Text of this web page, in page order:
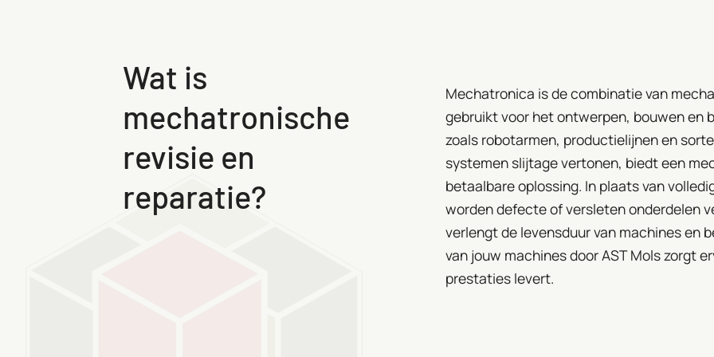
Wat is
mechatronische
revisie en
reparatie?
Mechatronica is de combinatie van
gebruikt voor het ontwerpen, bouwen en
zoals robotarmen, productielijnen en
systemen slijtage vertonen, biedt een
betaalbare oplossing. In plaats van
worden defecte of versleten onderdelen
verlengt de levensduur van machines en
van jouw machines door AST Mols zorgt
prestaties levert.